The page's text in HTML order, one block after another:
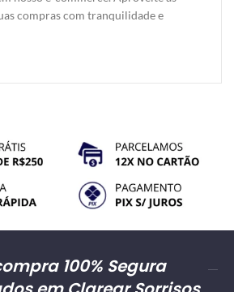
compras com tranquilidade e
100% Segura